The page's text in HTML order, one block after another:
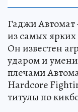
Гаджи
из самых
Он известен
ударом и
плечами
Hardcore
титулы по